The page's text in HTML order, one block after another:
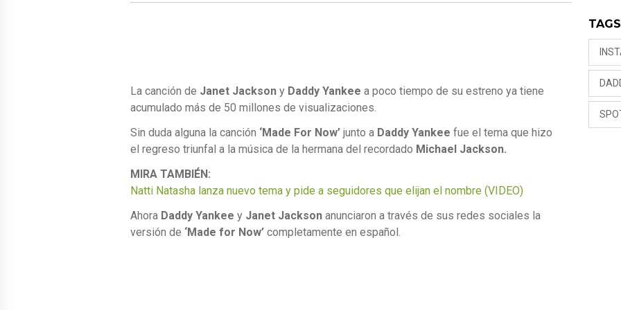
La canción de Janet Jackson y Daddy Yankee a poco tiempo de su estreno ya tiene
acumulado más de 50 millones de visualizaciones.
Sin duda alguna la canción ‘Made For Now’ junto a Daddy Yankee fue el tema que hizo
el regreso triunfal a la música de la hermana del recordado Michael Jackson.
MIRA TAMBIÉN:
Natti Natasha lanza nuevo tema y pide a seguidores que elijan el nombre (VIDEO)
Ahora Daddy Yankee y Janet Jackson anunciaron a través de sus redes sociales la
versión de ‘Made for Now’ completamente en español.
TAGS